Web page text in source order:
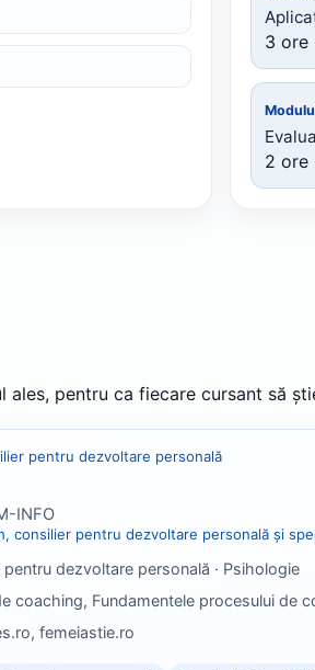
3 ore
2 ore
pentru ca fiecare cursant să
pentru dezvoltare personală
INFO
consilier pentru dezvoltare personală și
dezvoltare personală · Psihologie
coaching, Fundamentele procesului
femeiastie.ro